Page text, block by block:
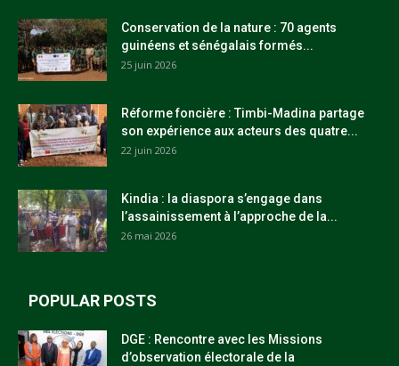
Conservation de la nature : 70 agents
guinéens et sénégalais formés...
25 juin 2026
Réforme foncière : Timbi-Madina partage
son expérience aux acteurs des quatre...
22 juin 2026
Kindia : la diaspora s’engage dans
l’assainissement à l’approche de la...
26 mai 2026
POPULAR POSTS
DGE : Rencontre avec les Missions
d’observation électorale de la